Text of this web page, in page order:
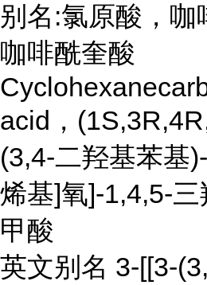
别名:氯原酸，咖
咖啡酰奎酸
acid，
(3,4-二羟基苯基
烯基]氧]-1,4,5-
甲酸
英文别名 3-[[3-